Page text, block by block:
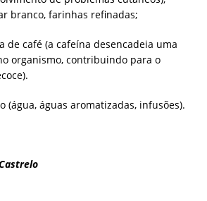
branco, farinhas refinadas;
de café (a cafeína desencadeia uma
organismo, contribuindo para o
(água, águas aromatizadas, infusões).